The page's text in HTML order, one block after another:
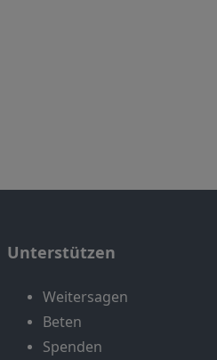
Unterstützen
Weitersagen
Beten
Spenden